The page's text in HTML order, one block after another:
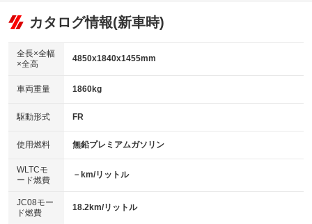
リフトアップ
：装備なし
：装備なし
パワーウィンドウ
アイドリングストップ
：装備あり
USB入力端子
：装備あり
100V電源
：装備なし
センターデフロック
：装備なし
電動格納ミラー
：装備あり
ビジュアル：-／DVD再生
：装備あり
アルミホイール：18インチ
：装備あり
HID(キセノンライト)
バックカメラ
エアロ
：装備あり
ローダウン
：装備なし
カタログ情報(新車時)
全長×全幅
×全高
4850x1840x1455mm
車両重量 1860kg
駆動形式 FR
使用燃料 無鉛プレミアムガソリン
WLTCモ
ード燃費
－km/リットル
JC08モー
ド燃費
18.2km/リットル